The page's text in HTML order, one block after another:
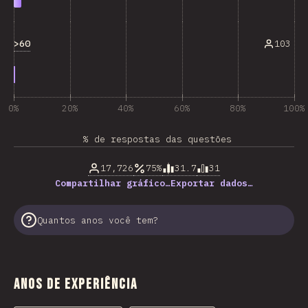
>60 103
0% 20% 40% 60% 80% 100%
% de respostas das questões
17,726 75% 31.7
31
Compartilhar gráfico…Exportar dados…
Quantos anos você tem?
Anos de experiência